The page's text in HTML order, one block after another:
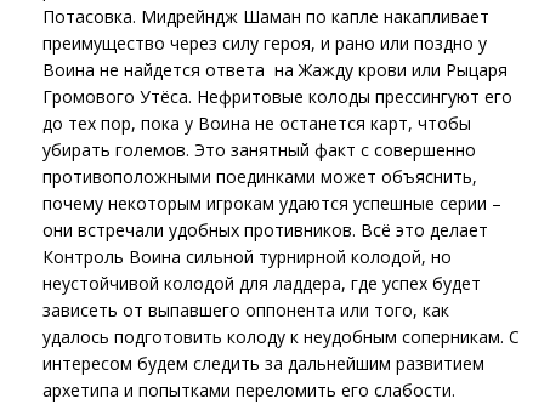
Потасовка. Мидрейндж Шаман по капле накапливает
преимущество через силу героя, и рано или поздно у
Воина не найдется ответа на Жажду крови или Рыцаря
Громового Утёса. Нефритовые колоды прессингуют его
до тех пор, пока у Воина не останется карт, чтобы
убирать големов. Это занятный факт с совершенно
противоположными поединками может объяснить,
почему некоторым игрокам удаются успешные серии –
они встречали удобных противников. Всё это делает
Контроль Воина сильной турнирной колодой, но
неустойчивой колодой для ладдера, где успех будет
зависеть от выпавшего оппонента или того, как
удалось подготовить колоду к неудобным соперникам. С
интересом будем следить за дальнейшим развитием
архетипа и попытками переломить его слабости.